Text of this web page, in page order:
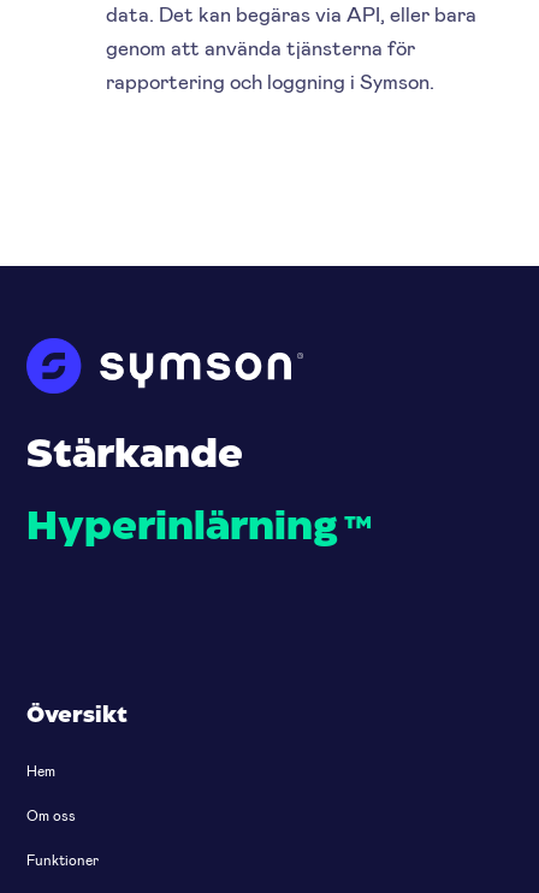
data. Det kan begäras via API, eller bara
genom att använda tjänsterna för
rapportering och loggning i Symson.
Stärkande
Hyperinlärning ™
Översikt
Hem
Om oss
Funktioner